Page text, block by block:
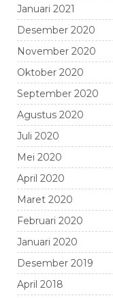
Januari 2021
Desember 2020
November 2020
Oktober 2020
September 2020
Agustus 2020
Juli 2020
Mei 2020
April 2020
Maret 2020
Februari 2020
Januari 2020
Desember 2019
April 2018